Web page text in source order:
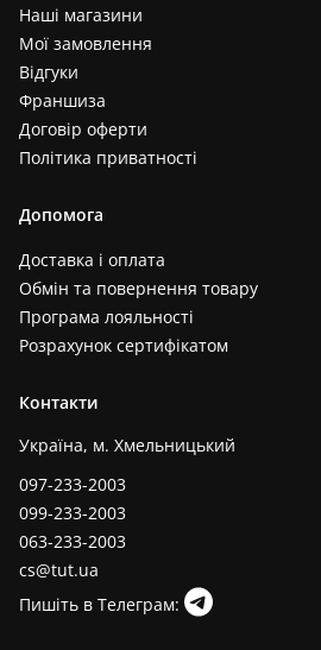
Наші магазини
Мої замовлення
Відгуки
Франшиза
Договір оферти
Політика приватності
Допомога
Доставка і оплата
Обмін та повернення товару
Програма лояльності
Розрахунок сертифікатом
Контакти
Україна, м. Хмельницький
097-233-2003
099-233-2003
063-233-2003
cs@tut.ua
Пишіть в Телеграм: